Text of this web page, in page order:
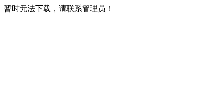
暂时无法下载，请联系管理员！